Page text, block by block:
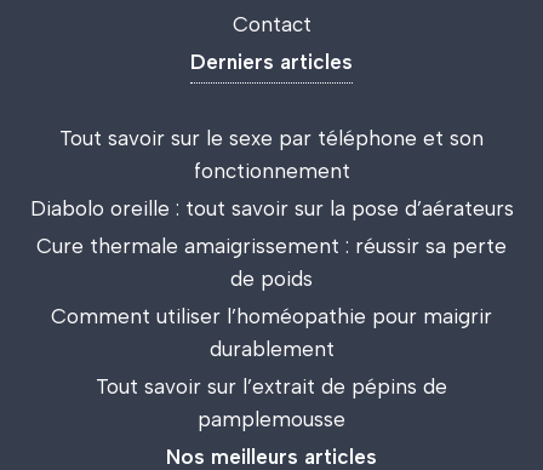
Contact
Derniers articles
Tout savoir sur le sexe par téléphone et son
fonctionnement
Diabolo oreille : tout savoir sur la pose d’aérateurs
Cure thermale amaigrissement : réussir sa perte
de poids
Comment utiliser l’homéopathie pour maigrir
durablement
Tout savoir sur l’extrait de pépins de
pamplemousse
Nos meilleurs articles